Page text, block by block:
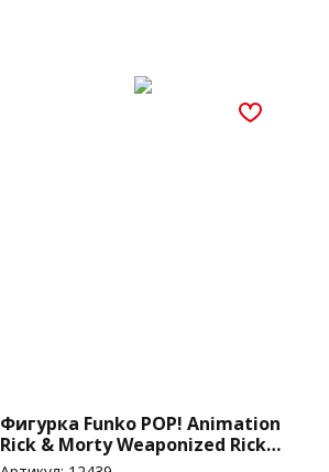
Фигурка Funko POP! Animation
Rick & Morty Weaponized Rick
(172)